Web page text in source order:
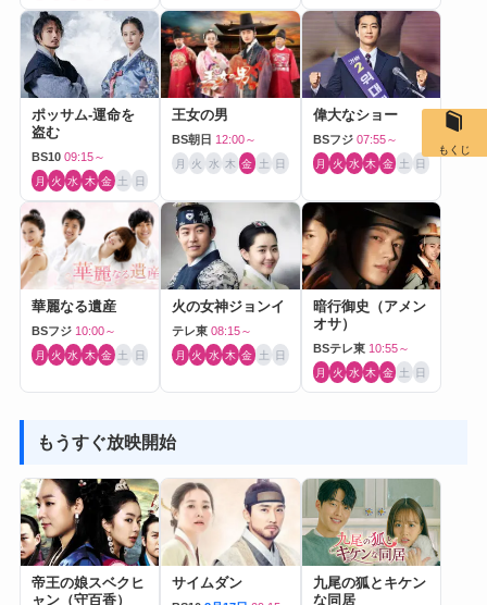
ポッサム-運命を
盗む
BS10 09:15～
月 火 水 木 金 土 日
王女の男
BS朝日 12:00～
月 火 水 木 金 土 日
偉大なショー
BSフジ 07:55～
月 火 水 木 金 土 日
華麗なる遺産
BSフジ 10:00～
月 火 水 木 金 土 日
火の女神ジョンイ
テレ東 08:15～
月 火 水 木 金 土 日
暗行御史（アメン
オサ）
BSテレ東 10:55～
月 火 水 木 金 土 日
もうすぐ放映開始
帝王の娘スベクヒ
ャン（守百香）
サイムダン
九尾の狐とキケン
な同居
もくじ